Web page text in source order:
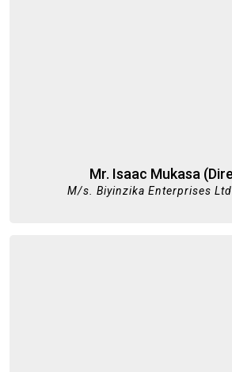
Mr. Isaac Mukasa
M/s. Biyinzika Enterprises